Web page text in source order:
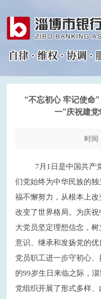
“不忘初心 牢记使命
一”庆祝建
时间
7月1日是中国共产
们党始终为中华民族的
福不懈努力，从根本上
改变了世界格局。为庆
大党员坚定理想信念，
意识、继承和发扬党的
党员职工进一步守初心
的99岁生日来临之际，
党组织开展了形式多样